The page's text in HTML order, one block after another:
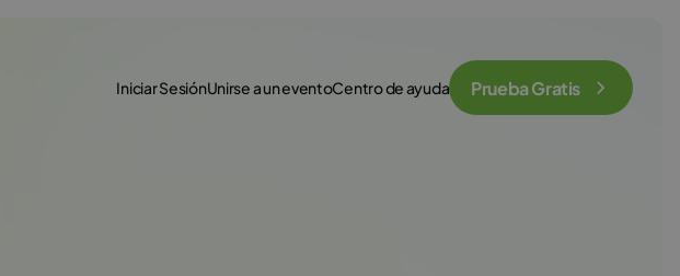
Iniciar SesiónUnirse a un eventoCentro de ayuda Prueba Gratis